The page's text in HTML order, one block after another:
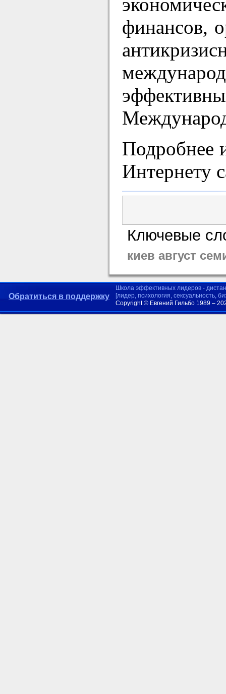
финансов,
Подробнее
Интернету
Ключевые
киев август
Обратиться в поддержку
Школа эффективных лидеров -
[лидер, психология, сексуальность,
Copyright © Евгений Гильбо 1989 –